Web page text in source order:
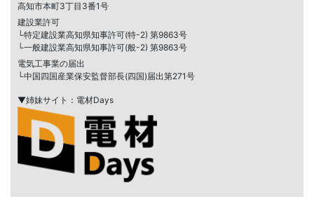
高知市本町3丁目3番1号
建設業許可
└特定建設業高知県知事許可(特-2) 第9863号
└一般建設業高知県知事許可(般-2) 第9863号
電気工事業の届出
└中国四国産業保安監督部長(四国)届出第271号
▼姉妹サイト：電材Days